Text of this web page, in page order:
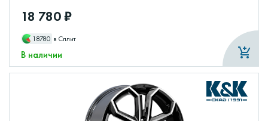
18 780 ₽
18780 в Сплит
В наличии